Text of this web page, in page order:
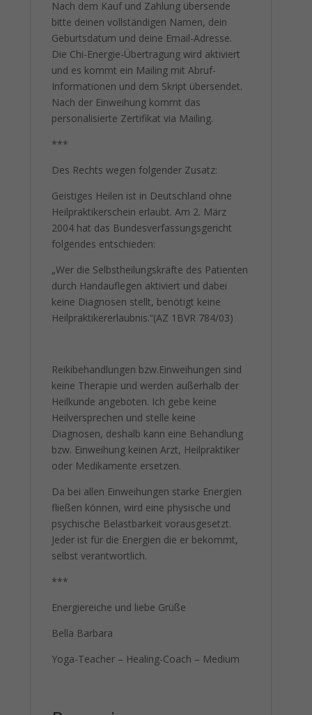
Nach dem Kauf und Zahlung übersende
bitte deinen vollständigen Namen, dein
Geburtsdatum und deine Email-Adresse.
Die Chi-Energie-Übertragung wird aktiviert
und es kommt ein Mailing mit Abruf-
Informationen und dem Skript übersendet.
Nach der Einweihung kommt das
personalisierte Zertifikat via Mailing.
***
Des Rechts wegen folgender Zusatz:
Geistiges Heilen ist in Deutschland ohne
Heilpraktikerschein erlaubt. Am 2. März
2004 hat das Bundesverfassungsgericht
folgendes entschieden:
„Wer die Selbstheilungskräfte des Patienten
durch Handauflegen aktiviert und dabei
keine Diagnosen stellt, benötigt keine
Heilpraktikererlaubnis.“(AZ 1BVR 784/03)
Reikibehandlungen bzw.Einweihungen sind
keine Therapie und werden außerhalb der
Heilkunde angeboten. Ich gebe keine
Heilversprechen und stelle keine
Diagnosen, deshalb kann eine Behandlung
bzw. Einweihung keinen Arzt, Heilpraktiker
oder Medikamente ersetzen.
Da bei allen Einweihungen starke Energien
fließen können, wird eine physische und
psychische Belastbarkeit vorausgesetzt.
Jeder ist für die Energien die er bekommt,
selbst verantwortlich.
***
Energiereiche und liebe Grüße
Bella Barbara
Yoga-Teacher – Healing-Coach – Medium